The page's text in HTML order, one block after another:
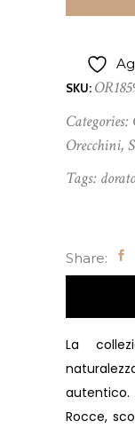
SKU:
Categories:
Orecchini,
Tags: dorato
Share:
La
autentico.
Rocce,